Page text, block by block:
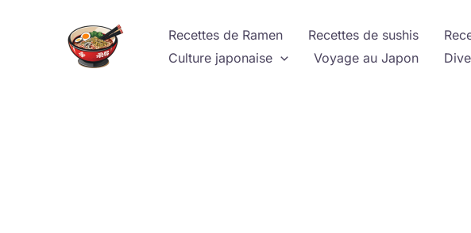
Recettes de Ramen Recettes de sushis
Culture japonaise
Voyage au Japon